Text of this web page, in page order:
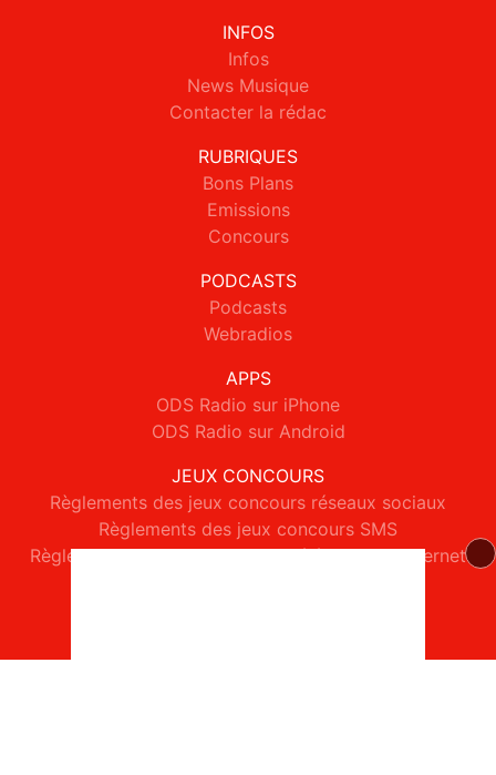
INFOS
Infos
News Musique
Contacter la rédac
RUBRIQUES
Bons Plans
Emissions
Concours
PODCASTS
Podcasts
Webradios
APPS
ODS Radio sur iPhone
ODS Radio sur Android
JEUX CONCOURS
Règlements des jeux concours réseaux sociaux
Règlements des jeux concours SMS
Règlements des jeux concours téléphone et internet